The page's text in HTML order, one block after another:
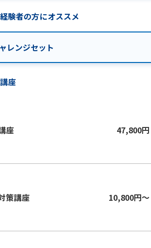
験者の方にオススメ
レンジセット
座
座 47,800円
策講座 10,800円〜